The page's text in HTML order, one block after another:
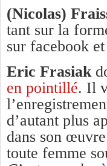
(Nicolas)
tant sur la
sur facebook
Eric Frasiak
en pointillé. Il
d’autant plus
dans son
toute femme